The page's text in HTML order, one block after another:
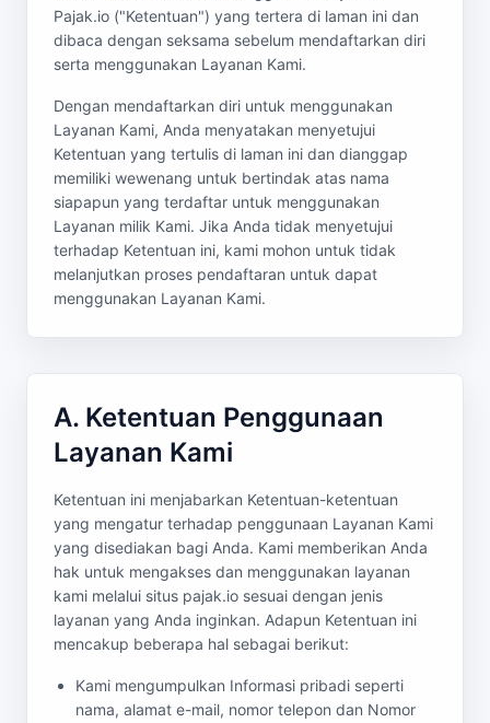
Pajak.io ("Ketentuan") yang tertera di laman ini dan
dibaca dengan seksama sebelum mendaftarkan diri
serta menggunakan Layanan Kami.
Dengan mendaftarkan diri untuk menggunakan
Layanan Kami, Anda menyatakan menyetujui
Ketentuan yang tertulis di laman ini dan dianggap
memiliki wewenang untuk bertindak atas nama
siapapun yang terdaftar untuk menggunakan
Layanan milik Kami. Jika Anda tidak menyetujui
terhadap Ketentuan ini, kami mohon untuk tidak
melanjutkan proses pendaftaran untuk dapat
menggunakan Layanan Kami.
A. Ketentuan Penggunaan
Layanan Kami
Ketentuan ini menjabarkan Ketentuan-ketentuan
yang mengatur terhadap penggunaan Layanan Kami
yang disediakan bagi Anda. Kami memberikan Anda
hak untuk mengakses dan menggunakan layanan
kami melalui situs pajak.io sesuai dengan jenis
layanan yang Anda inginkan. Adapun Ketentuan ini
mencakup beberapa hal sebagai berikut:
Kami mengumpulkan Informasi pribadi seperti
nama, alamat e-mail, nomor telepon dan Nomor